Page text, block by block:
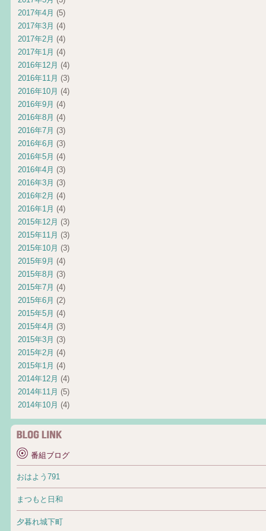
2017年4月 (5)
2017年3月 (4)
2017年2月 (4)
2017年1月 (4)
2016年12月 (4)
2016年11月 (3)
2016年10月 (4)
2016年9月 (4)
2016年8月 (4)
2016年7月 (3)
2016年6月 (3)
2016年5月 (4)
2016年4月 (3)
2016年3月 (3)
2016年2月 (4)
2016年1月 (4)
2015年12月 (3)
2015年11月 (3)
2015年10月 (3)
2015年9月 (4)
2015年8月 (3)
2015年7月 (4)
2015年6月 (2)
2015年5月 (4)
2015年4月 (3)
2015年3月 (3)
2015年2月 (4)
2015年1月 (4)
2014年12月 (4)
2014年11月 (5)
2014年10月 (4)
番組ブログ
おはよう791
まつもと日和
夕暮れ城下町